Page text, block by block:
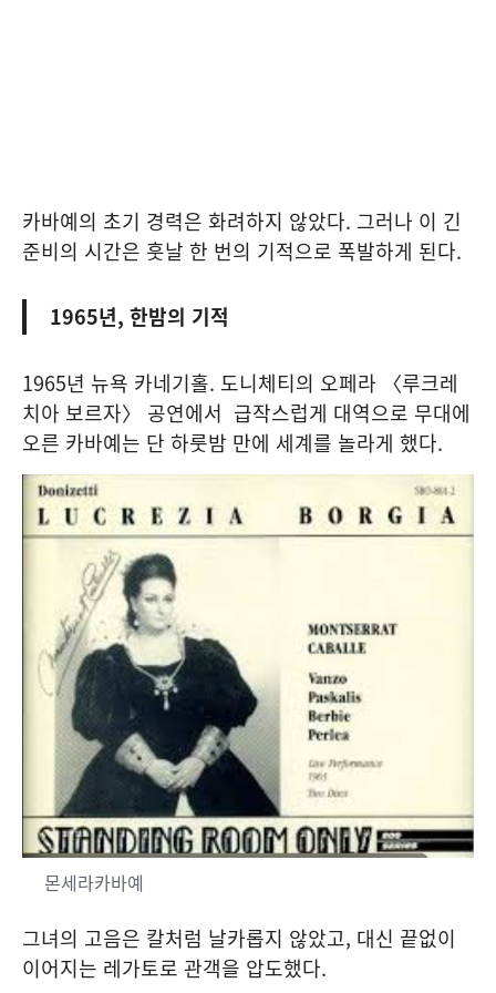
카바예의 초기 경력은 화려하지 않았다. 그러나 이 긴
준비의 시간은 훗날 한 번의 기적으로 폭발하게 된다.
1965년, 한밤의 기적
1965년 뉴욕 카네기홀. 도니체티의 오페라 〈루크레
치아 보르자〉 공연에서 급작스럽게 대역으로 무대에
오른 카바예는 단 하룻밤 만에 세계를 놀라게 했다.
몬세라카바예
그녀의 고음은 칼처럼 날카롭지 않았고, 대신 끝없이
이어지는 레가토로 관객을 압도했다.